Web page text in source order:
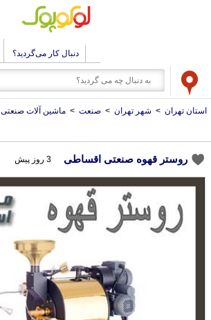
دنبال کار می‌گردید؟
استان تهران > شهر تهران > صنعت > ماشین آلات صنعتی
روستر قهوه صنعتی اقساطی 3 روز پیش